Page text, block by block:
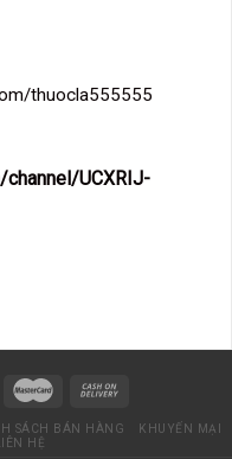
thuocla555555
UCXRIJ-
SÁCH BÁN HÀNG
KHUYẾN MẠI
HỆ